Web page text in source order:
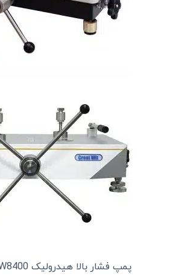
پمپ فشار بالا هیدرولیک CW8400 – تا ۳۰۰۰ بار